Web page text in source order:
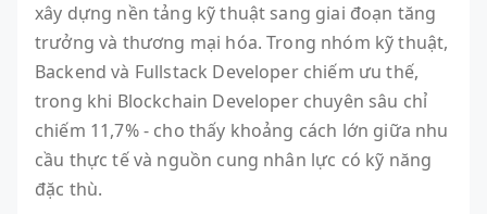
xây dựng nền tảng kỹ thuật sang giai đoạn tăng
trưởng và thương mại hóa. Trong nhóm kỹ thuật,
Backend và Fullstack Developer chiếm ưu thế,
trong khi Blockchain Developer chuyên sâu chỉ
chiếm 11,7% - cho thấy khoảng cách lớn giữa nhu
cầu thực tế và nguồn cung nhân lực có kỹ năng
đặc thù.